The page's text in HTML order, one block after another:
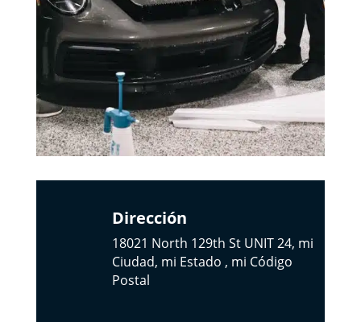
Dirección
18021 North 129th St UNIT 24, mi
Ciudad, mi Estado , mi Código
Postal